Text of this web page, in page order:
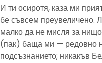
И ти осиротя, каза ми
бе съвсем преувеличено.
малко да не мисля за
(пак) баща ми — редовно
подсъзнанието; никакъв